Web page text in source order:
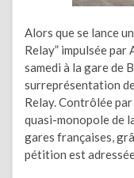
Alors que se lance
Relay” impulsée par
samedi à la gare de
surreprésentation
Relay. Contrôlée
quasi-monopole de
gares françaises,
pétition est